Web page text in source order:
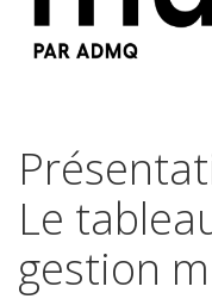
Le
gestion